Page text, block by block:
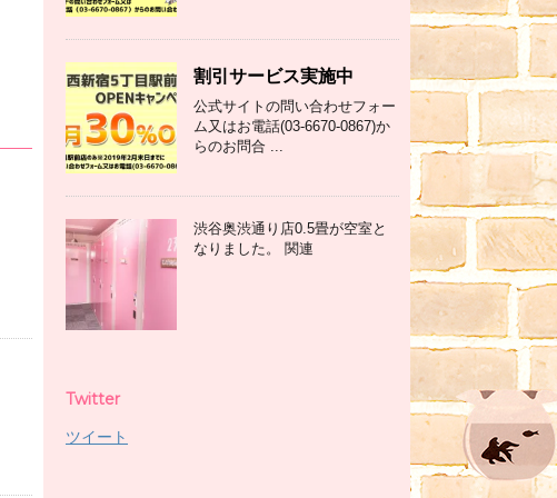
割引サービス実施中
公式サイトの問い合わせフォー
ム又はお電話(03-6670-0867)か
らのお問合 ...
渋谷奥渋通り店0.5畳が空室と
なりました。 関連
Twitter
ツイート